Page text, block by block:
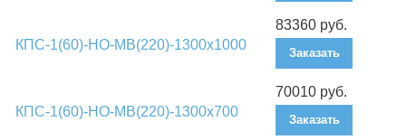
КПС-1(60)-НО-МВ(220)-1300х1000
83360 руб.
Заказать
КПС-1(60)-НО-МВ(220)-1300х700
70010 руб.
Заказать